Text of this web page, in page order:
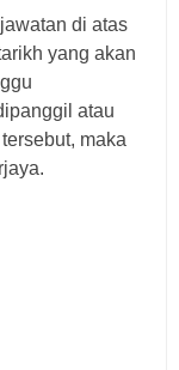
di atas
yang akan
atau
maka